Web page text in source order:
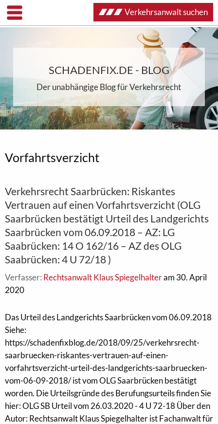
SCHADENFIX.DE - BLOG
Der unabhängige Blog für Verkehrsrecht
Vorfahrtsverzicht
Verkehrsrecht Saarbrücken: Riskantes
Vertrauen auf einen Vorfahrtsverzicht (OLG
Saarbrücken bestätigt Urteil des Landgerichts
Saarbrücken vom 06.09.2018 – AZ: LG
Saabrücken: 14 O 162/16 – AZ des OLG
Saabrücken: 4 U 72/18 )
Verfasser: Rechtsanwalt Klaus Spiegelhalteram 30. April
2020
Das Urteil des Landgerichts Saarbrücken vom 06.09.2018
Siehe:
https://schadenfixblog.de/2018/09/25/verkehrsrecht-
saarbruecken-riskantes-vertrauen-auf-einen-
vorfahrtsverzicht-urteil-des-landgerichts-saarbruecken-
vom-06-09-2018/ ist vom OLG Saarbrücken bestätigt
worden. Die Urteilsgründe des Berufungsurteils finden Sie
hier: OLG SB Urteil vom 26.03.2020 - 4 U 72-18 Über den
Autor: Rechtsanwalt Klaus Spiegelhalter ist Fachanwalt für
Verkehrsanwalt suchen